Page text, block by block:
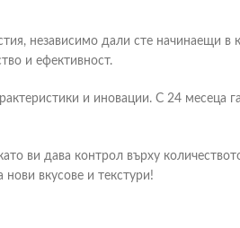
независимо дали сте начинаещи в
и ефективност.
и иновации. С 24 месеца
ви дава контрол върху
вкусове и текстури!